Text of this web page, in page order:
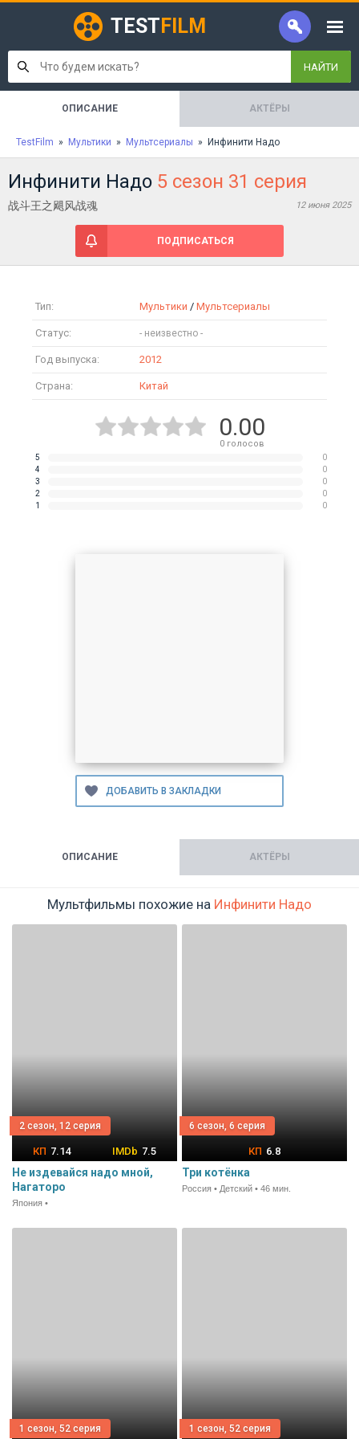
TEST FILM
НАЙТИ
ОПИСАНИЕ АКТЁРЫ
TestFilm » Мультики » Мультсериалы » Инфинити Надо
Инфинити Надо 5 сезон 31 серия
战斗王之飓风战魂 12 июня 2025
ПОДПИСАТЬСЯ
Тип: Мультики / Мультсериалы
Статус:
Год выпуска: 2012
Страна: Китай
0.00
0голосов
5
0
4
0
3
0
2
0
1
0
ОПИСАНИЕ АКТЁРЫ
Мультфильмы похожие на Инфинити Надо
2 сезон, 12 серия
7.14 7.5
Не издевайся надо мной,
Нагаторо
Япония •
6 сезон, 6 серия
6.8
Три котёнка
Россия • Детский • 46 мин.
1 сезон, 52 серия 1 сезон, 52 серия